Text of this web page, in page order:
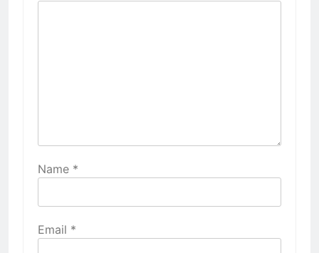
Name *
Email *